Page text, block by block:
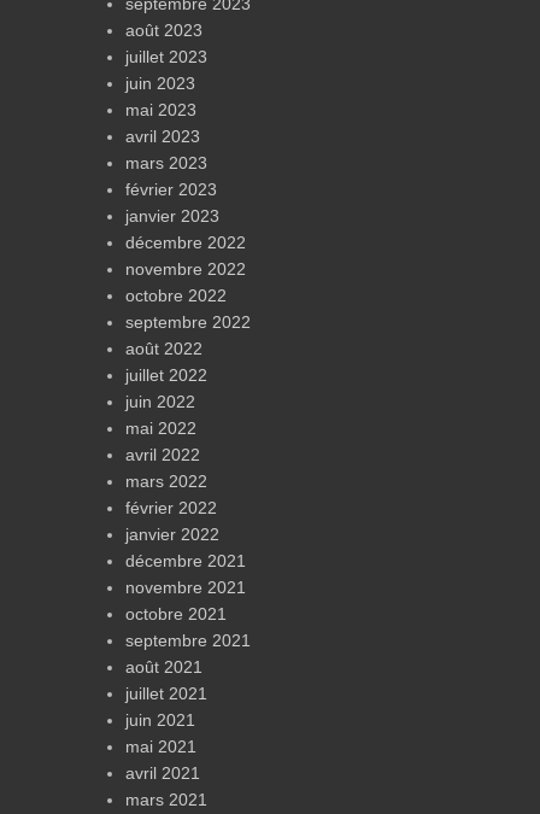
août 2023
juillet 2023
juin 2023
mai 2023
avril 2023
mars 2023
février 2023
janvier 2023
décembre 2022
novembre 2022
octobre 2022
septembre 2022
août 2022
juillet 2022
juin 2022
mai 2022
avril 2022
mars 2022
février 2022
janvier 2022
décembre 2021
novembre 2021
octobre 2021
septembre 2021
août 2021
juillet 2021
juin 2021
mai 2021
avril 2021
mars 2021